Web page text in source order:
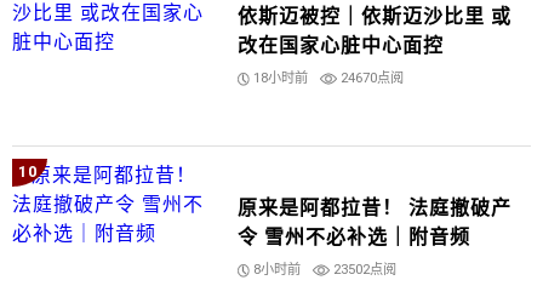
依斯迈被控｜依斯迈沙比里 或
改在国家心脏中心面控
18小时前 24670点阅
10
原来是阿都拉昔！ 法庭撤破产
令 雪州不必补选｜附音频
8小时前 23502点阅